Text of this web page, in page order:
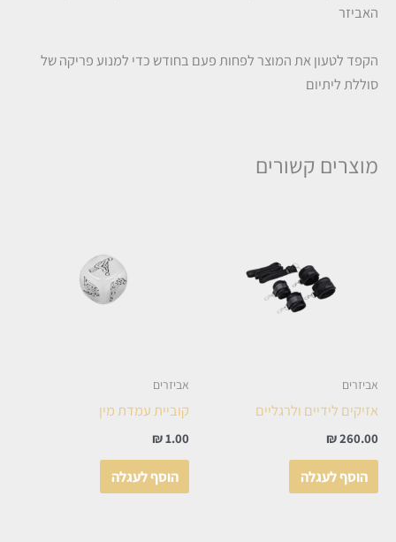
האביזר
הקפד לטעון את המוצר לפחות פעם בחודש כדי למנוע פריקה של
סוללת ליתיום
מוצרים קשורים
אביזרים
אזיקים לידיים ולרגליים
₪260.00
הוסף לעגלה
אביזרים
קוביית עמדת מין
₪1.00
הוסף לעגלה